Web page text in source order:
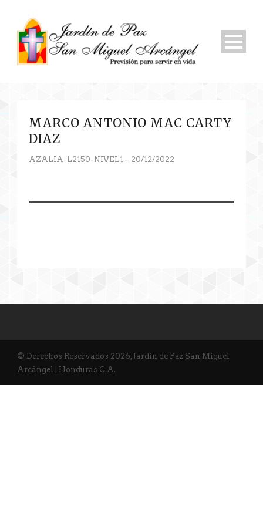
MARCO ANTONIO MAC CARTY
DIAZ
AZALIA-L2150-NIVEL1 – 20/12/2022
© Derechos Reservados 2026, Jardín de Paz San Miguel
Arcángel | Honduras C.A.